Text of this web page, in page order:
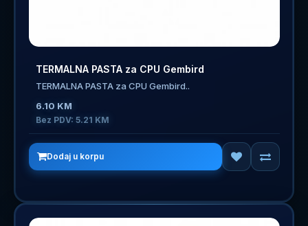
TERMALNA PASTA za CPU Gembird
TERMALNA PASTA za CPU Gembird..
6.10 KM
Bez PDV: 5.21 KM
Dodaj u korpu